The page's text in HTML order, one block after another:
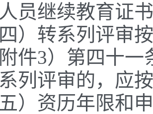
员继续教育证
转系列评审按
附件3）第四十
列评审的，应
资历年限和申